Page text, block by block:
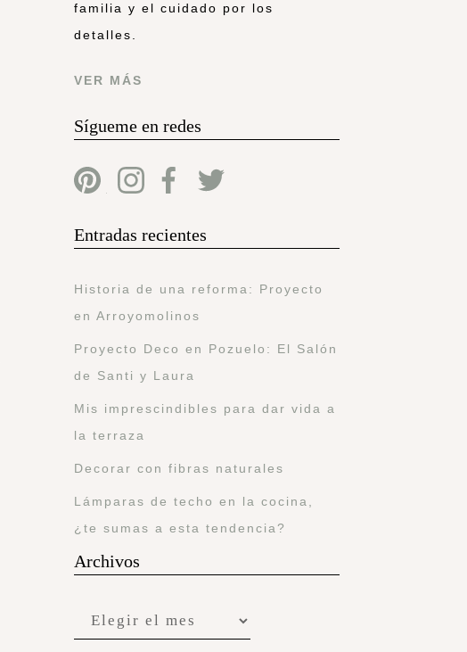
familia y el cuidado por los
detalles.
VER MÁS
Sígueme en redes
Entradas recientes
Historia de una reforma: Proyecto
en Arroyomolinos
Proyecto Deco en Pozuelo: El Salón
de Santi y Laura
Mis imprescindibles para dar vida a
la terraza
Decorar con fibras naturales
Lámparas de techo en la cocina,
¿te sumas a esta tendencia?
Archivos